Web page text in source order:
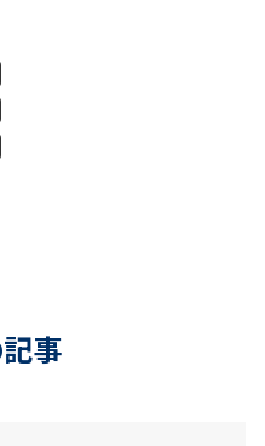
事